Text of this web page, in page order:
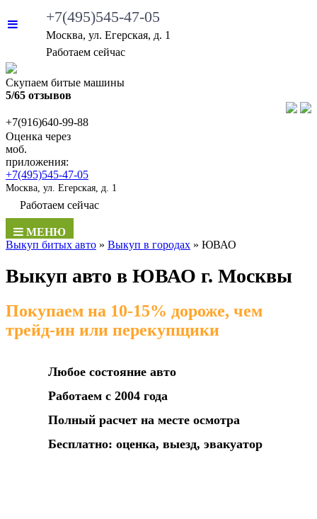
+7(495)545-47-05
Москва, ул. Егерская, д. 1
Работаем сейчас
Скупаем битые машины
5/65 отзывов
+7(916)640-99-88
Оценка через
моб.
приложения:
+7(495)545-47-05
Москва, ул. Егерская, д. 1
Работаем сейчас
МЕНЮ
Выкуп битых авто » Выкуп в городаx » ЮВАО
Выкуп авто в ЮВАО г. Москвы
Покупаем на 10-15% дороже, чем
трейд-ин или перекупщики
Любое состояние авто
Работаем с 2004 года
Полный расчет на месте осмотра
Бесплатно: оценка, выезд, эвакуатор